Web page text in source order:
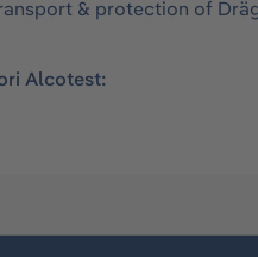
& protection of
Alcotest: